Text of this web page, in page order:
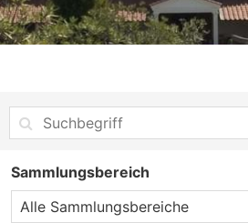
Sammlungsbereich